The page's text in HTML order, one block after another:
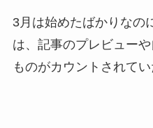
3月は始めたばかりなの
は、記事のプレビュー
ものがカウントされてい